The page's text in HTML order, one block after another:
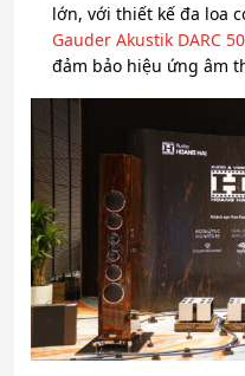
lớn, với thiết kế đa loa
Gauder Akustik DARC
đảm bảo hiệu ứng âm